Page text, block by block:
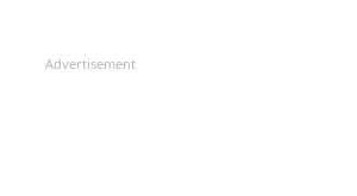
Advertisement